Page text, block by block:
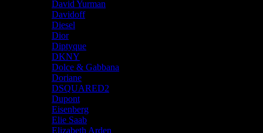
David Yurman
Davidoff
Diesel
Dior
Diptyque
DKNY
Dolce & Gabbana
Doriane
DSQUARED2
Dupont
Eisenberg
Elie Saab
Elizabeth Arden